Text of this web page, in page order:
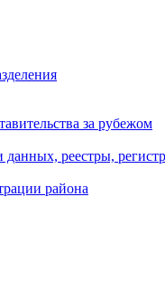
за рубежом
реестры,
района